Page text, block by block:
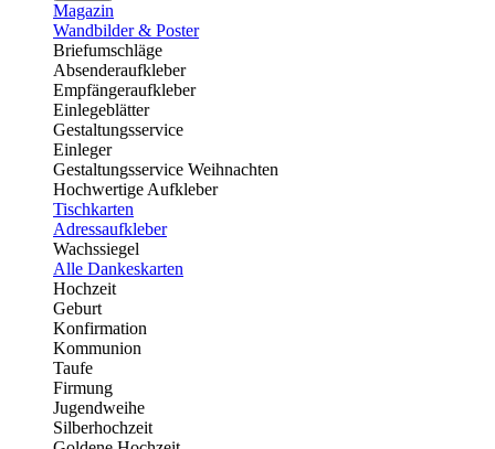
Magazin
Wandbilder & Poster
Briefumschläge
Absenderaufkleber
Empfängeraufkleber
Einlegeblätter
Gestaltungsservice
Einleger
Gestaltungsservice Weihnachten
Hochwertige Aufkleber
Tischkarten
Adressaufkleber
Wachssiegel
Alle Dankeskarten
Hochzeit
Geburt
Konfirmation
Kommunion
Taufe
Firmung
Jugendweihe
Silberhochzeit